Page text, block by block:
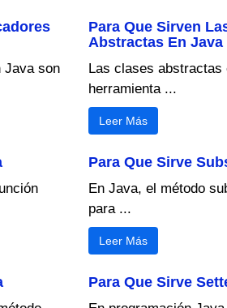
Java son
Para Que Sirven
Abstractas En Java
Las clases abstractas
herramienta ...
Leer Más
Para Que Sirve
En Java, el método
para ...
Leer Más
Para Que Sirve